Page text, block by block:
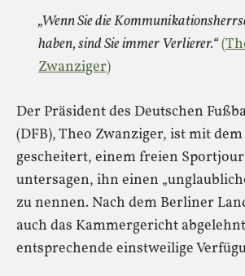
„Wenn Sie die
haben, sind Sie immer Verlierer.“
Zwanziger)
Der Präsident des Deutschen
(DFB), Theo Zwanziger, ist mit dem
gescheitert, einem freien
untersagen, ihn einen
zu nennen. Nach dem Berliner
auch das Kammergericht
entsprechende einstweilige